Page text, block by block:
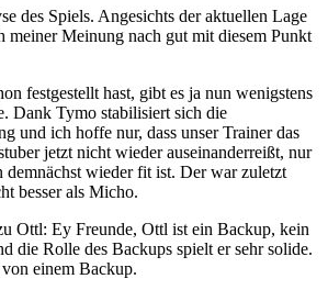
des Spiels. Angesichts der aktuellen Lage
meiner Meinung nach gut mit diesem Punkt
festgestellt hast, gibt es ja nun wenigstens
Dank Tymo stabilisiert sich die
und ich hoffe nur, dass unser Trainer das
jetzt nicht wieder auseinanderreißt, nur
wieder fit ist. Der war zuletzt
besser als Micho.
Ottl: Ey Freunde, Ottl ist ein Backup, kein
die Rolle des Backups spielt er sehr solide.
einem Backup.